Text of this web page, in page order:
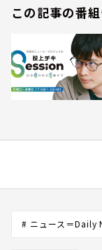
この記事の番
# ニュース＝Daily